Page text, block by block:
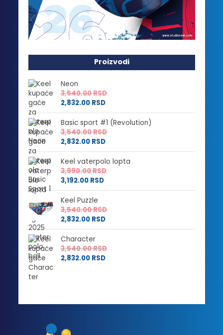
Proizvodi
Neon
3,540.00RSD
2,832.00 RSD
Basic sport #1 (Revolution)
3,540.00RSD
2,832.00 RSD
Keel vaterpolo lopta
3,990.00RSD
3,192.00 RSD
Keel Puzzle
3,540.00RSD
2,832.00 RSD
Character
3,540.00RSD
2,832.00 RSD